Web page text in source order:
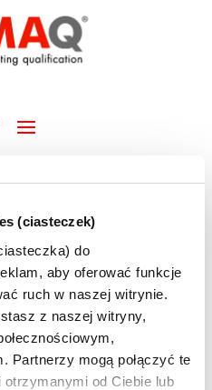
(ciasteczek)
do
aby oferować funkcje
ruch w naszej witrynie.
z naszej witryny,
Partnerzy mogą połączyć te
od Ciebie lub
po
i
| J.Szostak | 20-
ONLINE
@ 10:30